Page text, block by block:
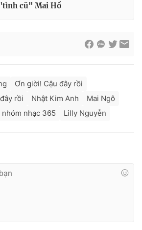
cũ" Mai Hồ
Ơn giời! Cậu đây rồi
rồi
Nhật Kim Anh
Mai Ngô
nhóm nhạc 365 Lilly Nguyễn